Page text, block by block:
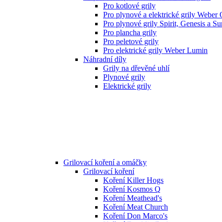
Pro kotlové grily
Pro plynové a elektrické grily Weber
Pro plynové grily Spirit, Genesis a
Pro plancha grily
Pro peletové grily
Pro elektrické grily Weber Lumin
Náhradní díly
Grily na dřevěné uhlí
Plynové grily
Elektrické grily
Grilovací koření a omáčky
Grilovací koření
Koření Killer Hogs
Koření Kosmos Q
Koření Meathead's
Koření Meat Church
Koření Don Marco's